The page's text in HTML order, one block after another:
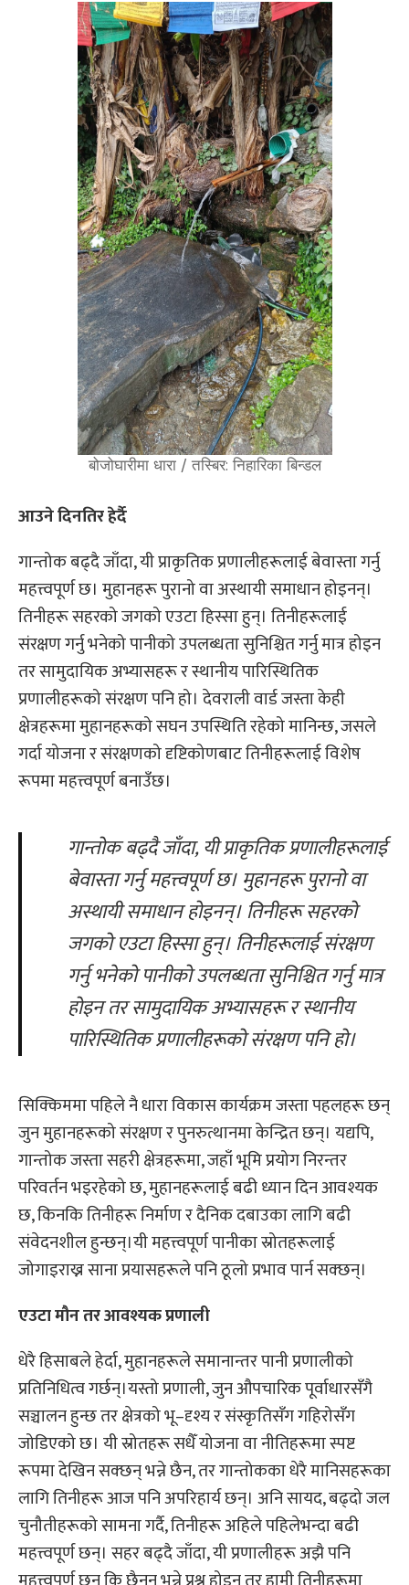
बोजोघारीमा धारा / तस्बिर: निहारिका बिन्डल
आउने दिनतिर हेर्दै
गान्तोक बढ्दै जाँदा, यी प्राकृतिक प्रणालीहरूलाई बेवास्ता गर्नु
महत्त्वपूर्ण छ। मुहानहरू पुरानो वा अस्थायी समाधान होइनन्।
तिनीहरू सहरको जगको एउटा हिस्सा हुन्। तिनीहरूलाई
संरक्षण गर्नु भनेको पानीको उपलब्धता सुनिश्चित गर्नु मात्र होइन
तर सामुदायिक अभ्यासहरू र स्थानीय पारिस्थितिक
प्रणालीहरूको संरक्षण पनि हो। देवराली वार्ड जस्ता केही
क्षेत्रहरूमा मुहानहरूको सघन उपस्थिति रहेको मानिन्छ, जसले
गर्दा योजना र संरक्षणको दृष्टिकोणबाट तिनीहरूलाई विशेष
रूपमा महत्त्वपूर्ण बनाउँछ।
गान्तोक बढ्दै जाँदा, यी प्राकृतिक प्रणालीहरूलाई
बेवास्ता गर्नु महत्त्वपूर्ण छ। मुहानहरू पुरानो वा
अस्थायी समाधान होइनन्। तिनीहरूसहरको
जगको एउटाहिस्सा हुन्। तिनीहरूलाई संरक्षण
गर्नु भनेको पानीको उपलब्धता सुनिश्चित गर्नु मात्र
होइन तर सामुदायिक अभ्यासहरू र स्थानीय
पारिस्थितिक प्रणालीहरूको संरक्षण पनि हो।
सिक्किममा पहिले नै धारा विकास कार्यक्रम जस्ता पहलहरू छन्
जुन मुहानहरूको संरक्षण र पुनरुत्थानमा केन्द्रित छन्। यद्यपि,
गान्तोक जस्ता सहरी क्षेत्रहरूमा, जहाँ भूमि प्रयोग निरन्तर
परिवर्तन भइरहेको छ, मुहानहरूलाई बढी ध्यान दिन आवश्यक
छ, किनकि तिनीहरू निर्माण र दैनिक दबाउका लागि बढी
संवेदनशील हुन्छन्।यी महत्त्वपूर्ण पानीका स्रोतहरूलाई
जोगाइराख्न साना प्रयासहरूले पनि ठूलो प्रभाव पार्न सक्छन्।
एउटामौनतर आवश्यक प्रणाली
धेरै हिसाबले हेर्दा, मुहानहरूले समानान्तर पानी प्रणालीको
प्रतिनिधित्व गर्छन्।यस्तो प्रणाली, जुन औपचारिक पूर्वाधारसँगै
सञ्चालन हुन्छ तर क्षेत्रको भू–दृश्य र संस्कृतिसँग गहिरोसँग
जोडिएको छ। यी स्रोतहरू सधैँ योजना वा नीतिहरूमा स्पष्ट
रूपमा देखिन सक्छन् भन्ने छैन, तर गान्तोकका धेरै मानिसहरूका
लागि तिनीहरू आज पनि अपरिहार्य छन्। अनि सायद, बढ्दो जल
चुनौतीहरूको सामना गर्दै, तिनीहरू अहिले पहिलेभन्दा बढी
महत्त्वपूर्ण छन्। सहर बढ्दै जाँदा, यी प्रणालीहरू अझै पनि